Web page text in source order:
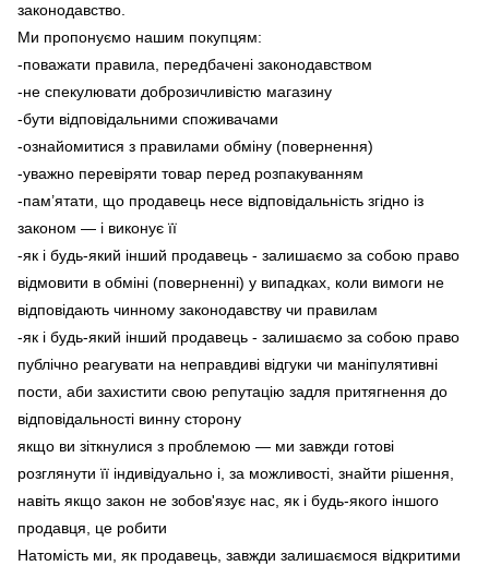
законодавство.
Ми пропонуємо нашим покупцям:
-поважати правила, передбачені законодавством
-не спекулювати доброзичливістю магазину
-бути відповідальними споживачами
-ознайомитися з правилами обміну (повернення)
-уважно перевіряти товар перед розпакуванням
-пам’ятати, що продавець несе відповідальність згідно із
законом — і виконує її
-як і будь-який інший продавець - залишаємо за собою право
відмовити в обміні (поверненні) у випадках, коли вимоги не
відповідають чинному законодавству чи правилам
-як і будь-який інший продавець - залишаємо за собою право
публічно реагувати на неправдиві відгуки чи маніпулятивні
пости, аби захистити свою репутацію задля притягнення до
відповідальності винну сторону
якщо ви зіткнулися з проблемою — ми завжди готові
розглянути її індивідуально і, за можливості, знайти рішення,
навіть якщо закон не зобов'язує нас, як і будь-якого іншого
продавця, це робити
Натомість ми, як продавець, завжди залишаємося відкритими